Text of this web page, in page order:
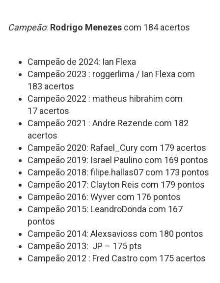
Campeão: Rodrigo Menezes com 184 acertos
Campeão de 2024: Ian Flexa
Campeão 2023 : roggerlima / Ian Flexa com
183 acertos
Campeão 2022 : matheus hibrahim com
17 acertos
Campeão 2021 : Andre Rezende com 182
acertos
Campeão 2020: Rafael_Cury com 179 acertos
Campeão 2019: Israel Paulino com 169 pontos
Campeão 2018: filipe.hallas07 com 173 pontos
Campeão 2017: Clayton Reis com 179 pontos
Campeão 2016: Wyver com 176 pontos
Campeão 2015: LeandroDonda com 167
pontos
Campeão 2014: Alexsavioss com 180 pontos
Campeão 2013: JP – 175 pts
Campeão 2012 : Fred Castro com 175 acertos